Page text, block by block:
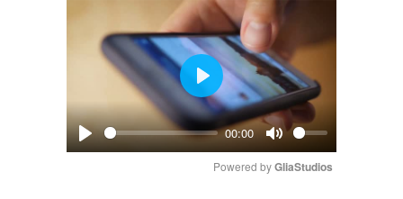
Play
00:00
Mute
Play
Powered by GliaStudios